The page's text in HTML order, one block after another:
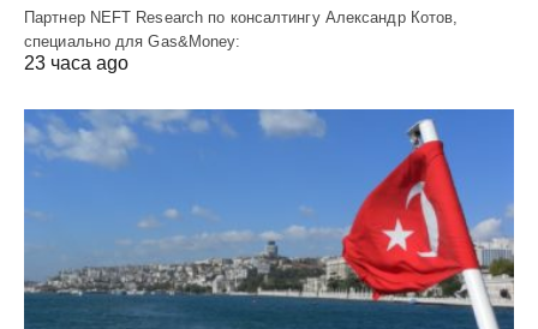
Партнер NEFT Research по консалтингу Александр Котов,
специально для Gas&Money:
23 часа ago